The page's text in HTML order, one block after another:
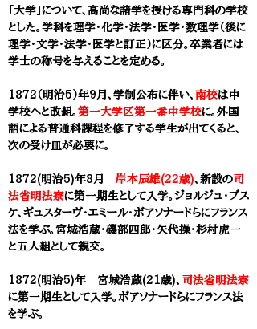
「大学」について、高尚な諸学を授ける専門科の学校
とした。学科を理学・化学・法学・医学・数理学（後に
理学・文学・法学・医学と訂正）に区分。卒業者には
学士の称号を与えることを定める。
1872（明治5）年9月、学制公布に伴い、 南校は中
学校へと改組。 第一大学区第一番中学校に。外国
語による普通科課程を修了する学生が出てくると、
次の受け皿が必要に。
1872(明治5)年8月 岸本辰雄(22歳)、新設の司
法省明法寮に第一期生として入学。ジョルジュ・ブス
ケ、ギュスターヴ・エミール・ボアソナードらにフランス
法を学ぶ。宮城浩蔵・磯部四郎・矢代操・杉村虎一
と五人組として親交。
1872(明治5)年 宮城浩蔵(21歳)、 司法省明法寮
に第一期生として入学。ボアソナードらにフランス法
を学ぶ。